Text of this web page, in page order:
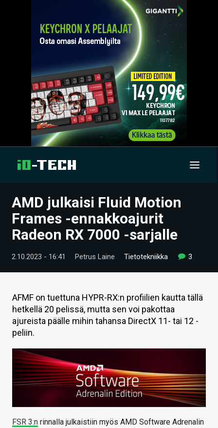
UUTISET
ARTIKKELIT
VIDEOT
TECHBBS
TIETOA
HINTA.FI
KAUPPA
VAIHDA TEEMA
AMD julkaisi Fluid Motion
Frames -ennakkoajurit
Radeon RX 7000 -sarjalle
2.10.2023 - 16:41 Petrus Laine Tietotekniikka 3
AFMF on tuettuna HYPR-RX:n profiilien kautta tällä
hetkellä 20 pelissä, mutta sen voi pakottaa
ajureista päälle mihin tahansa DirectX 11- tai 12 -
peliin.
FSR 3:n rinnalla julkaistiin myös AMD Software Adrenalin